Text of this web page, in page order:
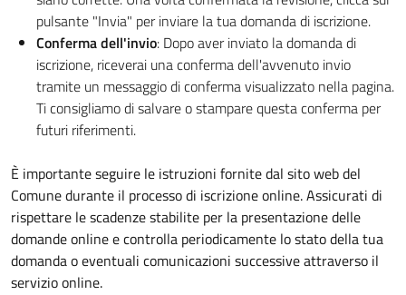
pulsante "Invia" per inviare la tua domanda di iscrizione.
Conferma dell'invio: Dopo aver inviato la domanda di
iscrizione, riceverai una conferma dell'avvenuto invio
tramite un messaggio di conferma visualizzato nella pagina.
Ti consigliamo di salvare o stampare questa conferma per
futuri riferimenti.
È importante seguire le istruzioni fornite dal sito web del
Comune durante il processo di iscrizione online. Assicurati di
rispettare le scadenze stabilite per la presentazione delle
domande online e controlla periodicamente lo stato della tua
domanda o eventuali comunicazioni successive attraverso il
servizio online.